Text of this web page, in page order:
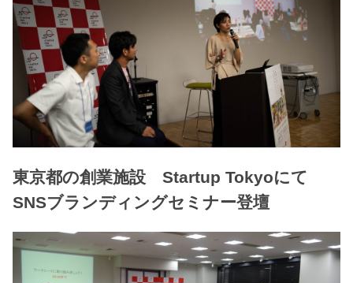
東京都の創業施設 Startup Tokyoにて
SNSブランディングセミナー登壇